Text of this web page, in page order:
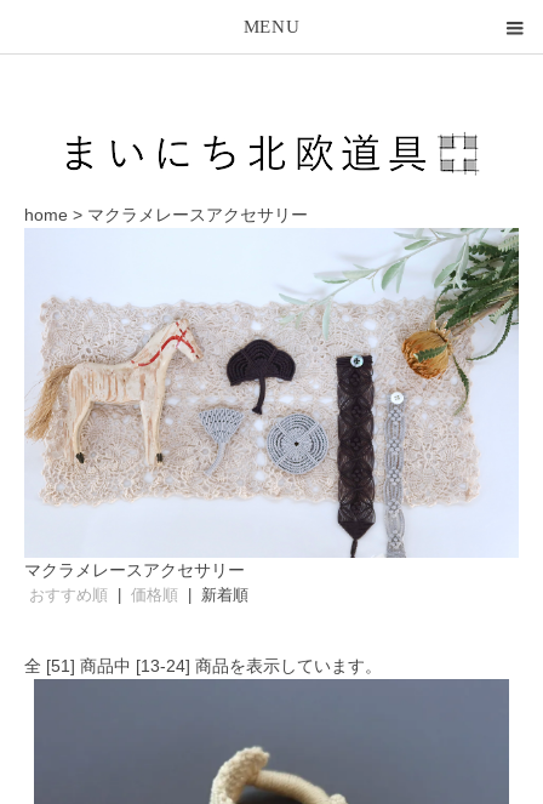
MENU
home > マクラメレースアクセサリー
マクラメレースアクセサリー
おすすめ順| 価格順| 新着順
全 [51] 商品中 [13-24] 商品を表示しています。